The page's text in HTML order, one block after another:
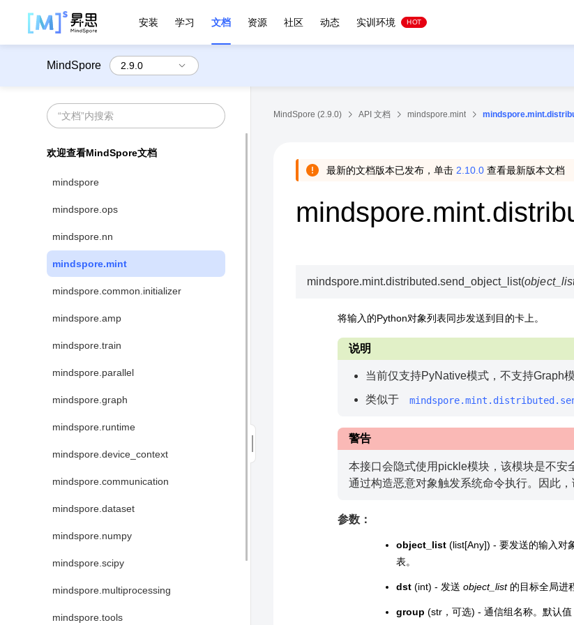
安装 学习 文档 资源 社区 动态 实训环境 HOT
MindSpore
欢迎查看MindSpore文档
mindspore
mindspore.ops
mindspore.nn
mindspore.mint
mindspore.common.initializer
mindspore.amp
mindspore.train
mindspore.parallel
mindspore.graph
mindspore.runtime
mindspore.device_context
mindspore.communication
mindspore.dataset
mindspore.numpy
mindspore.scipy
mindspore.multiprocessing
mindspore.tools
MindSpore (2.9.0) API 文档 mindspore.mint
最新的文档版本已发布，单击 2.10.0 查看最新版本文档
mindspore.mint.distributed.send_object_list(
将输入的Python对象列表同步发送到目的卡上。
说明
当前仅支持PyNative模式，不支持Graph模
类似于
警告
本接口会隐式使用pickle模块，该模块是不
通过构造恶意对象触发系统命令执行。因此
参数：
object_list (list[Any]) - 要发送的输入对
表。
dst (int) - 发送 object_list的目标全局进
group (str，可选) - 通信组名称。默认值